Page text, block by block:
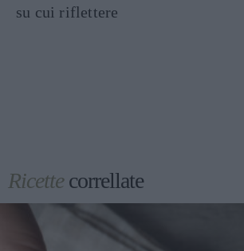
su cui riflettere
Ricettecorrellate